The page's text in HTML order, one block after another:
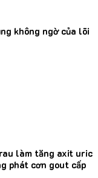
không ngờ của lõi
làm tăng axit uric
phát cơn gout cấp